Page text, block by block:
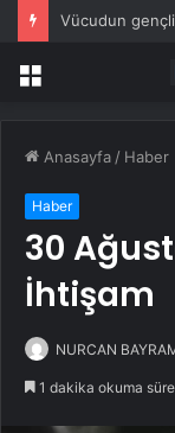
Vücudun
Menü
Anasayfa / Haber
Haber
30
İhtişam
NURCAN
1 dakika okuma